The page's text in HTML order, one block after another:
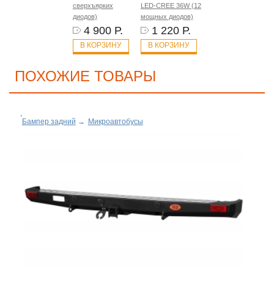
сверхъярких
диодов)
4 900 Р.
В КОРЗИНУ
LED-CREE 36W (12
мощных диодов)
1 220 Р.
В КОРЗИНУ
ПОХОЖИЕ ТОВАРЫ
Бампер задний → Микроавтобусы